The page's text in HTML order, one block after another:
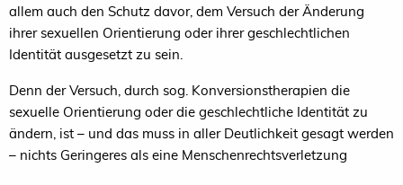
allem auch den Schutz davor, dem Versuch der Änderung
ihrer sexuellen Orientierung oder ihrer geschlechtlichen
Identität ausgesetzt zu sein.
Denn der Versuch, durch sog. Konversionstherapien die
sexuelle Orientierung oder die geschlechtliche Identität zu
ändern, ist – und das muss in aller Deutlichkeit gesagt werden
– nichts Geringeres als eine Menschenrechtsverletzung